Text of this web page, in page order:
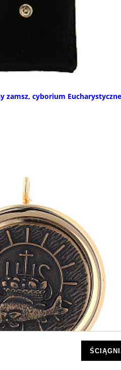
zamsz, cyborium Eucharystyczne